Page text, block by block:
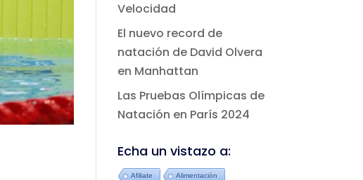
Velocidad
El nuevo record de
natación de David Olvera
en Manhattan
Las Pruebas Olímpicas de
Natación en París 2024
Echa un vistazo a:
Afiliate Alimentación